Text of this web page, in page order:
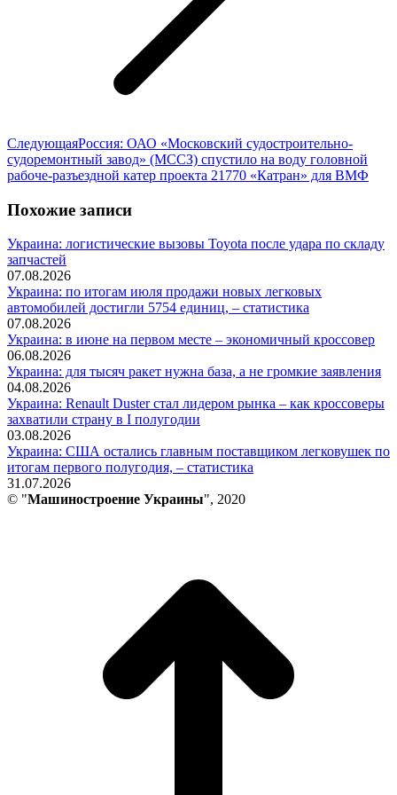
СледующаяСледующая
запись:
Россия: ОАО «Московский судостроительно-
судоремонтный завод» (МССЗ) спустило на воду головной
рабоче-разъездной катер проекта 21770 «Катран» для ВМФ
Похожие записи
Украина: логистические вызовы Toyota после удара по складу
запчастей
07.08.2026
Украина: по итогам июля продажи новых легковых
автомобилей достигли 5754 единиц, – статистика
07.08.2026
Украина: в июне на первом месте – экономичный кроссовер
06.08.2026
Украина: для тысяч ракет нужна база, а не громкие заявления
04.08.2026
Украина: Renault Duster стал лидером рынка – как кроссоверы
захватили страну в I полугодии
03.08.2026
Украина: США остались главным поставщиком легковушек по
итогам первого полугодия, – статистика
31.07.2026
© "Машиностроение Украины", 2020